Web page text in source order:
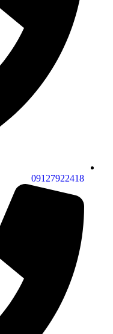
09127922418